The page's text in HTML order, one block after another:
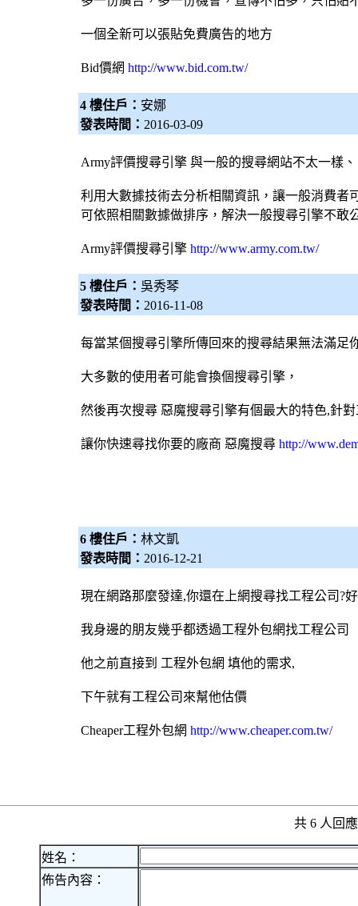
一個全新可以張貼免費廣告的地方
Bid價網 http://www.bid.com.tw/
4 樓住戶： 安娜
發表時間： 2016-03-09
Army評價搜尋引擎 與一般的搜尋網站不太一樣、
利用大數據技術去分析相關資訊，讓一般消費者
可依照相關數據做排序，解決一般搜尋引擎不敢
Army評價搜尋引擎 http://www.army.com.tw/
5 樓住戶： 吳秀琴
發表時間： 2016-11-08
每當某個搜尋引擎所傳回來的搜尋結果無法滿足
大多數的使用者可能會換個搜尋引擎 ，
然後再次搜尋 惡魔搜尋引擎有個最大的特色,針
讓你快速尋找你要的廠商 惡魔搜尋 http://
6 樓住戶： 林文凱
發表時間： 2016-12-21
現在網路那麼發達,你還在上網搜尋找工程公司?
我身邊的朋友幾乎都透過工程外包網找工程公司
他之前直接到 工程外包網 填他的需求,
下午就有工程公司來幫他估價
Cheaper工程外包網 http://www.cheaper.com.tw/
共 6 人回
姓名：
佈告內容：